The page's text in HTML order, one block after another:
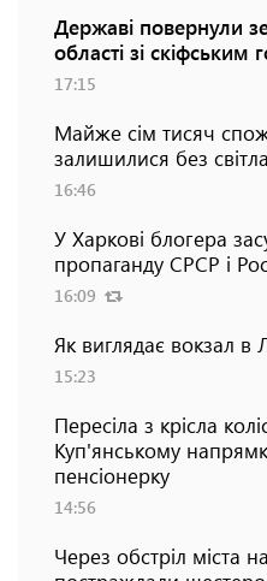
Державі повернули
області зі
17:15
Майже сім тисяч
залишилися без
16:46
У Харкові блогера
пропаганду СРСР і
16:09
Як виглядає вокзал в
15:23
Пересіла з крісла
Куп'янському
пенсіонерку
14:56
Через обстріл міста